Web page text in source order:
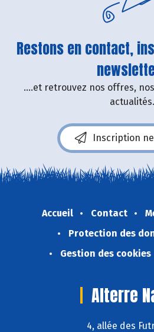
Restons en contact,
....et retrouvez nos offres,
actualités.
Inscription
Accueil Contact
Protection des
Gestion des cookies
Alterre
4, allée des